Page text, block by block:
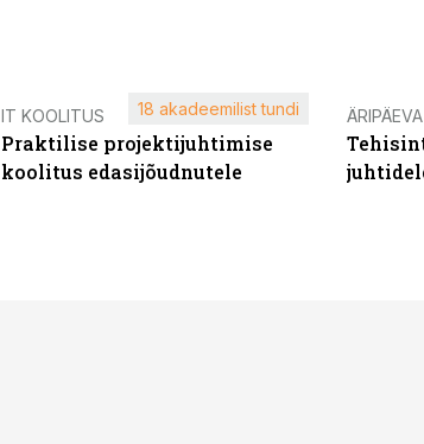
IT KOOLITUS
Praktilise projektijuhtimise
koolitus edasijõudnutele
18 akadeemilist tundi